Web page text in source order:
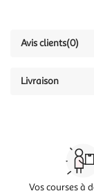
Avis clients(0)
Livraison
Vos courses à